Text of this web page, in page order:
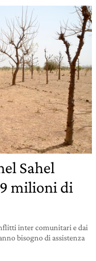
Sahel
milioni di
inter comunitari e dai
bisogno di assistenza